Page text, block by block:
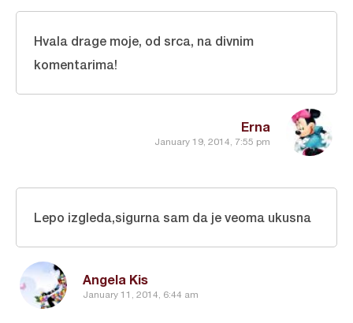
Erna
January 19, 2014, 7:55 pm
Hvala drage moje, od srca, na divnim
komentarima!
Angela Kis
January 11, 2014, 6:44 am
Lepo izgleda,sigurna sam da je veoma ukusna